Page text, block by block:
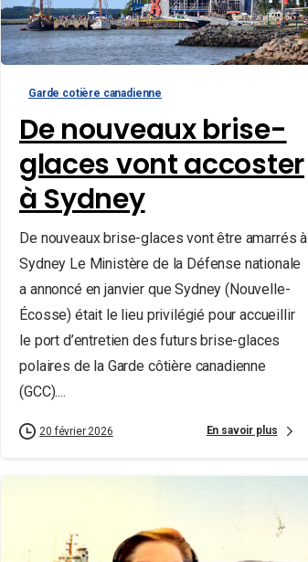
Garde cotière canadienne
De nouveaux brise-
glaces vont accoster
à Sydney
De nouveaux brise-glaces vont être amarrés à
Sydney Le Ministère de la Défense nationale
a annoncé en janvier que Sydney (Nouvelle-
Écosse) était le lieu privilégié pour accueillir
le port d’entretien des futurs brise-glaces
polaires de la Garde côtière canadienne
(GCC)....
20 février 2026 En savoir plus